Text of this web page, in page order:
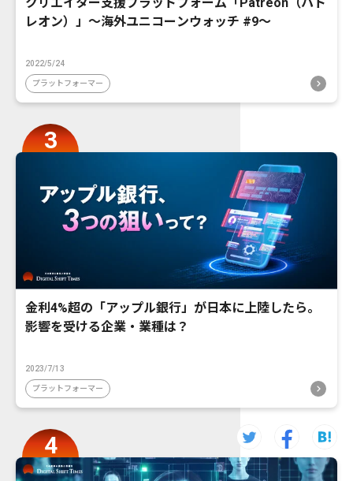
レオン）」〜海外ユニコーンウォッチ #9〜
2022/5/24
プラットフォーマー
金利4%超の「アップル銀行」が日本に上陸したら。
影響を受ける企業・業種は？
2023/7/13
プラットフォーマー